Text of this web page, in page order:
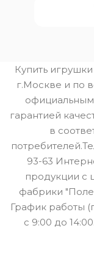
Купить
г.Москве и по
официальным
гарантией
в
93-63
продукции с
фабрики
График работы
с 9:00 до